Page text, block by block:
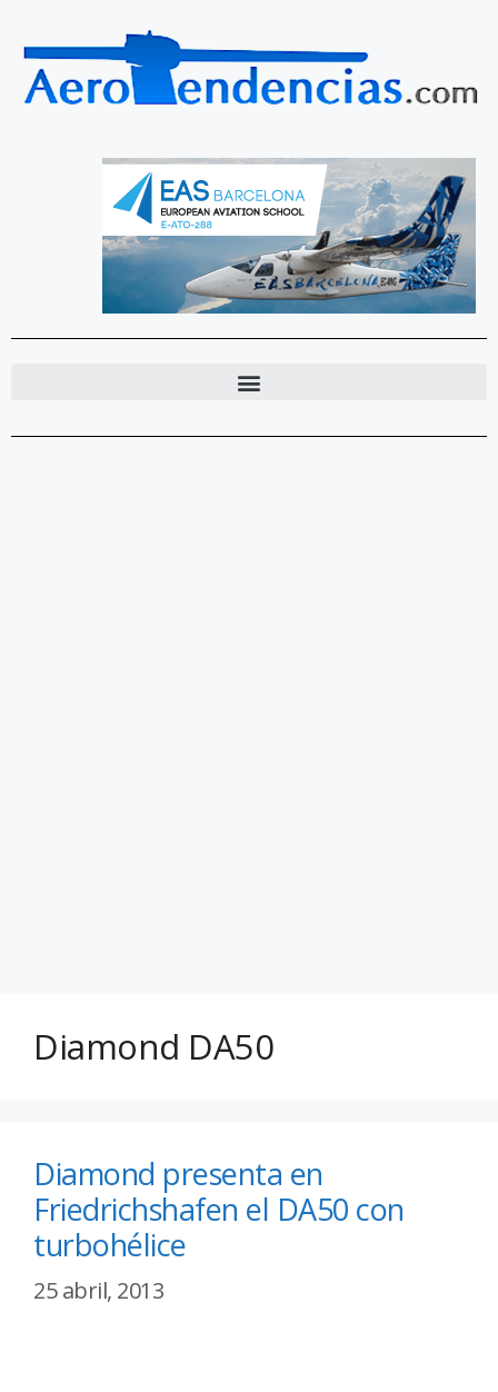
Diamond DA50
Diamond presenta en
Friedrichshafen el DA50 con
turbohélice
25 abril, 2013